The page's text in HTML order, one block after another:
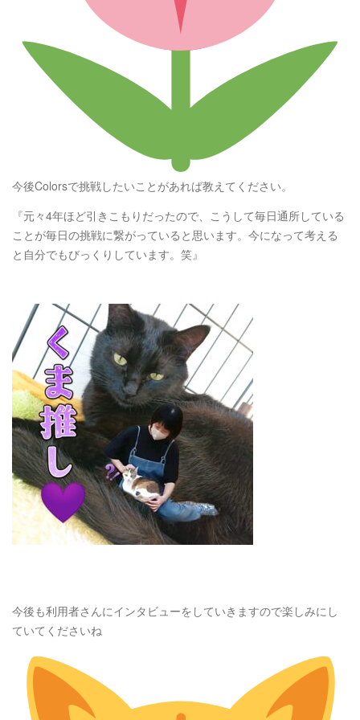
今後Colorsで挑戦したいことがあれば教えてください。
『元々4年ほど引きこもりだったので、こうして毎日通所している
ことが毎日の挑戦に繋がっていると思います。今になって考える
と自分でもびっくりしています。笑』
今後も利用者さんにインタビューをしていきますので楽しみにし
ていてくださいね